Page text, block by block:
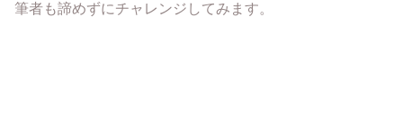
筆者も諦めずにチャレンジしてみます。